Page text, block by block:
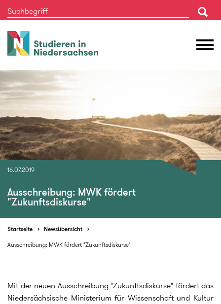
Studieren
in
16.07.2019
Ausschreibung: MWK fördert
"Zukunftsdiskurse"
Startseite
Newsübersicht
Ausschreibung: MWK fördert "Zukunftsdiskurse"
Mit der neuen Ausschreibung "Zukunftsdiskurse" fördert das
Niedersächsische Ministerium für Wissenschaft und Kultur